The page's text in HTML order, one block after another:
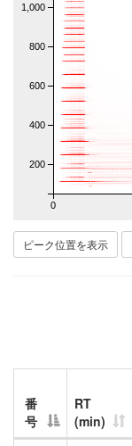
0
200
400
600
800
1,000
ピーク位置を表示
番
号
RT
(min)